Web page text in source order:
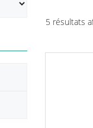
5 résultats